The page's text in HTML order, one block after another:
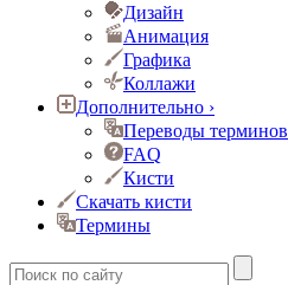
Дизайн
Анимация
Графика
Коллажи
Дополнительно ›
Переводы терминов
FAQ
Кисти
Скачать кисти
Термины